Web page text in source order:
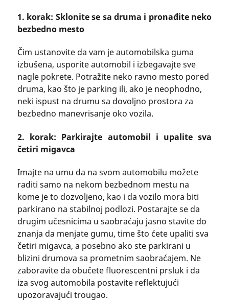
1. korak: Sklonite se sa druma i pronađite neko
bezbedno mesto
Čim ustanovite da vam je automobilska guma
izbušena, usporite automobil i izbegavajte sve
nagle pokrete. Potražite neko ravno mesto pored
druma, kao što je parking ili, ako je neophodno,
neki ispust na drumu sa dovoljno prostora za
bezbedno manevrisanje oko vozila.
2. korak: Parkirajte automobil i upalite sva
četiri migavca
Imajte na umu da na svom automobilu možete
raditi samo na nekom bezbednom mestu na
kome je to dozvoljeno, kao i da vozilo mora biti
parkirano na stabilnoj podlozi. Postarajte se da
drugim učesnicima u saobraćaju jasno stavite do
znanja da menjate gumu, time što ćete upaliti sva
četiri migavca, a posebno ako ste parkirani u
blizini drumova sa prometnim saobraćajem. Ne
zaboravite da obučete fluorescentni prsluk i da
iza svog automobila postavite reflektujući
upozoravajući trougao.